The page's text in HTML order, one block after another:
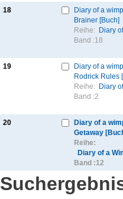
18
Diary of a
Brainer [Buch]
Reihe:
Diary
Band :18
19
Diary of a
Rodrick Rules
Reihe:
Diary
Band :2
20
Diary of a
Getaway
Reihe:
Diary of a
Band :12